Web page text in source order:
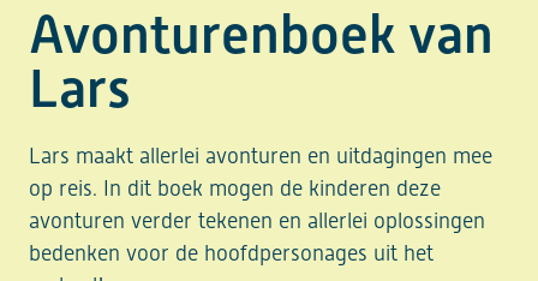
Avonturenboek van
Lars
Lars maakt allerlei avonturen en uitdagingen mee
op reis. In dit boek mogen de kinderen deze
avonturen verder tekenen en allerlei oplossingen
bedenken voor de hoofdpersonages uit het